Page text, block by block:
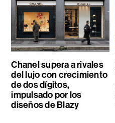
Chanel supera a rivales
del lujo con crecimiento
de dos dígitos,
impulsado por los
diseños de Blazy